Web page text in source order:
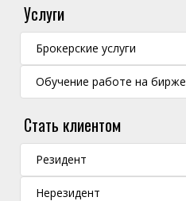
Услуги
Брокерские услуги
Обучение работе на бирже
Стать клиентом
Резидент
Нерезидент